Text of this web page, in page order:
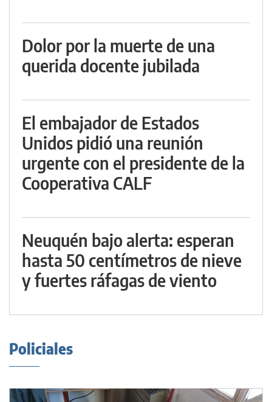
Dolor por la muerte de una
querida docente jubilada
El embajador de Estados
Unidos pidió una reunión
urgente con el presidente de la
Cooperativa CALF
Neuquén bajo alerta: esperan
hasta 50 centímetros de nieve
y fuertes ráfagas de viento
Policiales